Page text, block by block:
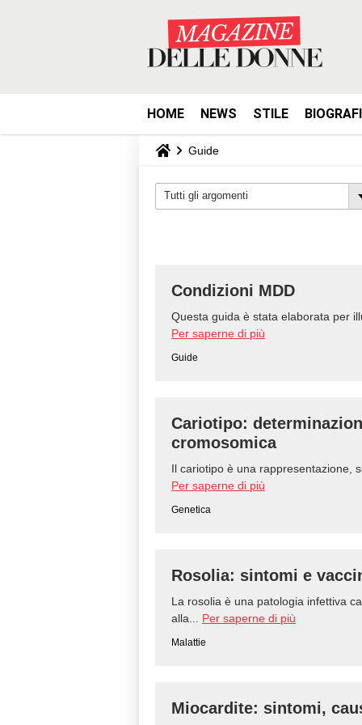
HOME NEWS STILE
Guide
Tutti gli argomenti
Condizioni MDD
Questa guida è stata elaborata per
Per saperne di più
Guide
Cariotipo:
cromosomica
Il cariotipo è una rappresentazione,
Per saperne di più
Genetica
Rosolia: sintomi e
La rosolia è una patologia infettiva
alla... Per saperne di più
Malattie
Miocardite: sintomi,